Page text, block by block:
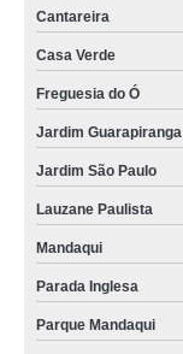
Cantareira
Casa Verde
Freguesia do Ó
Jardim Guarapiranga
Jardim São Paulo
Lauzane Paulista
Mandaqui
Parada Inglesa
Parque Mandaqui